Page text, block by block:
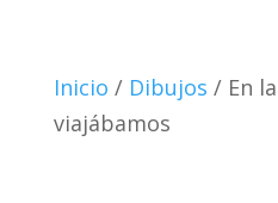
Inicio / Dibujos / En
viajábamos